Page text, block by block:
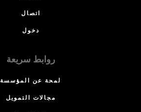
اتصال
دخول
روابط سريعة
لمحة عن المؤسسة
مجالات التمويل